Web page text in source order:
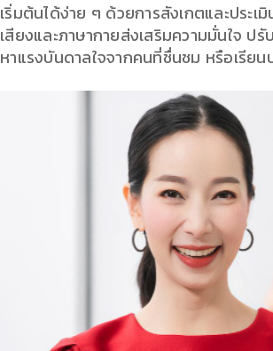
เริ่มต้นได้ง่าย ๆ ด้วยการสังเกตและประเ
เสียงและภาษากายส่งเสริมความมั่นใจ
หาแรงบันดาลใจจากคนที่ชื่นชม หรือเรีย